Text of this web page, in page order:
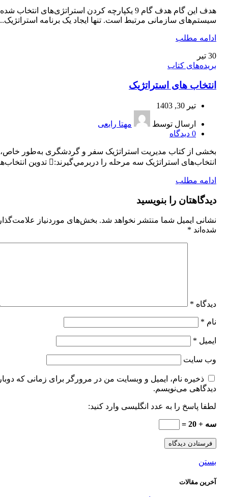
هدف این گام هدف گام 9 یکپارچه کردن استراتژی‌های انتخاب
سیستم‌های سازمانی مرتبط است. تنها ایجاد یک برنامه
ادامه مطلب
30 تیر
بریده‌های کتاب
انتخاب های استراتژیک
تیر 30, 1403
ارسال توسط
مهتا رابعی
0 دیدگاه
بخشی از کتاب مدیریت استراتژیک سفر و گردشگری به‌طور خاص،
انتخاب‌های استراتژيک سه مرحله را دربرمي‌گيرند: تدوين انتخاب‌ها...
ادامه مطلب
دیدگاهتان را بنویسید
نشانی ایمیل شما منتشر نخواهد شد. بخش‌های موردنیاز
شده‌اند *
دیدگاه *
نام *
ایمیل *
وب‌ سایت
ذخیره نام، ایمیل و وبسایت من در مرورگر برای زمانی که
دیدگاهی می‌نویسم.
لطفا پاسخ را به عدد انگلیسی وارد کنید:
سه + 20 =
بستن
آخرین مقالات